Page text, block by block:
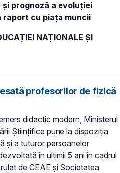
prognoză a evoluției
raport cu piața muncii
NAȚIONALE ȘI
profesorilor de fizică
didactic modern, Ministerul
Științifice pune la dispoziția
și a tuturor persoanelor
în ultimii 5 ani în cadrul
de CEAE şi Societatea